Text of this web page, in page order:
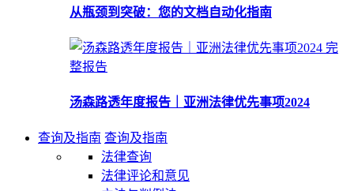
从瓶颈到突破：您的文档自动化指南
完
整报告
汤森路透年度报告｜亚洲法律优先事项2024
查询及指南 查询及指南
法律查询
法律评论和意见